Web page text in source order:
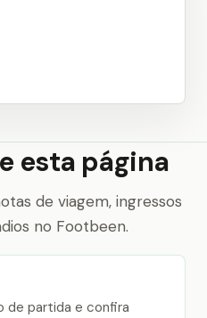
esta página
de viagem, ingressos
no Footbeen.
de partida e confira